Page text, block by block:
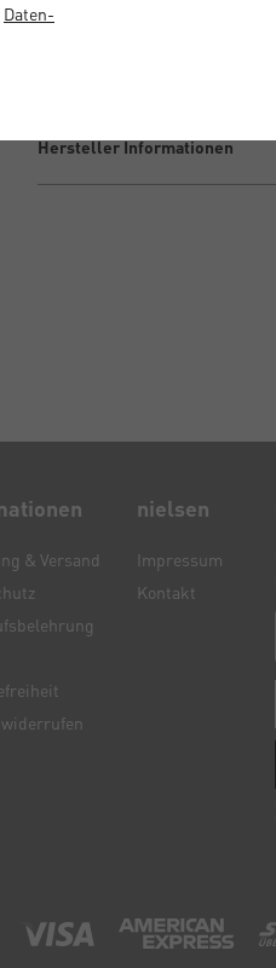
Hersteller Informationen
& Versand
nielsen
Impressum
Kontakt
Daten­